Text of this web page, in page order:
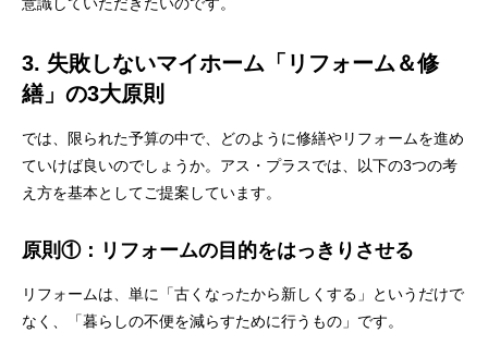
3. 失敗しないマイホーム「リフォーム＆修
繕」の3大原則
では、限られた予算の中で、どのように修繕やリフォームを進め
ていけば良いのでしょうか。アス・プラスでは、以下の3つの考
え方を基本としてご提案しています。
原則①：リフォームの目的をはっきりさせる
リフォームは、単に「古くなったから新しくする」というだけで
なく、「暮らしの不便を減らすために行うもの」です。